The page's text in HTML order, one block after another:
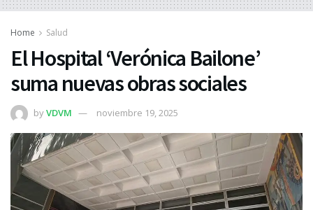
Home Salud
El Hospital ‘Verónica Bailone’
suma nuevas obras sociales
byVDVM noviembre 19, 2025